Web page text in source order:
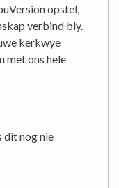
opstel,
verbind bly.
kerkwye
met ons hele
dit nog nie